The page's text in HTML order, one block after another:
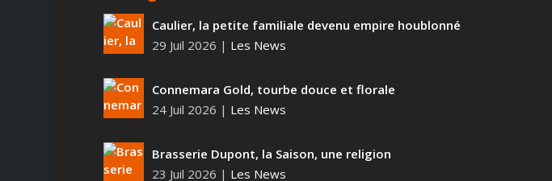
Caulier, la petite familiale devenu empire houblonné
29 Juil 2026 | Les News
Connemara Gold, tourbe douce et florale
24 Juil 2026 | Les News
Brasserie Dupont, la Saison, une religion
23 Juil 2026 | Les News